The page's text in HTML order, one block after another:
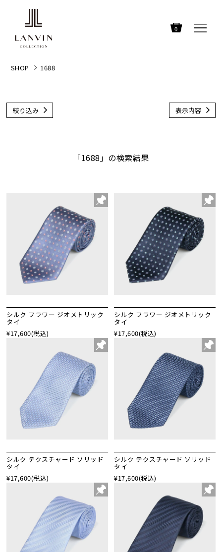
0
SHOP 1688
絞り込み 表示内容
「1688」の検索結果
シルク フラワー ジオメトリック
タイ
¥17,600(税込)
シルク フラワー ジオメトリック
タイ
¥17,600(税込)
シルク テクスチャード ソリッド
タイ
¥17,600(税込)
シルク テクスチャード ソリッド
タイ
¥17,600(税込)